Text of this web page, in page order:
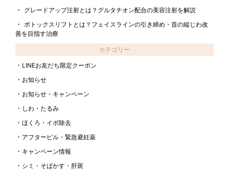
グレードアップ注射とは？グルタチオン配合の美容注射を解説
ボトックスリフトとは？フェイスラインの引き締め・首の縦じわ改
善を目指す治療
カテゴリー
LINEお友だち限定クーポン
お知らせ
お知らせ・キャンペーン
しわ・たるみ
ほくろ・イボ除去
アフターピル・緊急避妊薬
キャンペーン情報
シミ・そばかす・肝斑